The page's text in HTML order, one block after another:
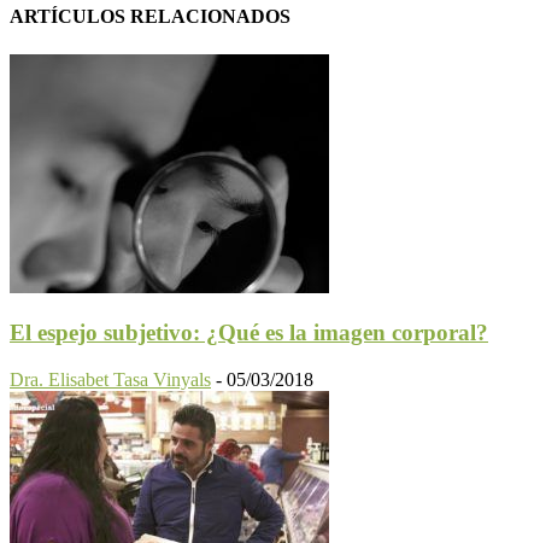
ARTÍCULOS RELACIONADOS
El espejo subjetivo: ¿Qué es la imagen corporal?
Dra. Elisabet Tasa Vinyals - 05/03/2018